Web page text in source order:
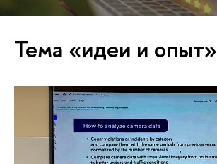
Тема «идеи и опыт»